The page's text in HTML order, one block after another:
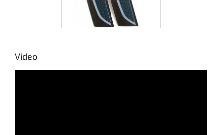
Video